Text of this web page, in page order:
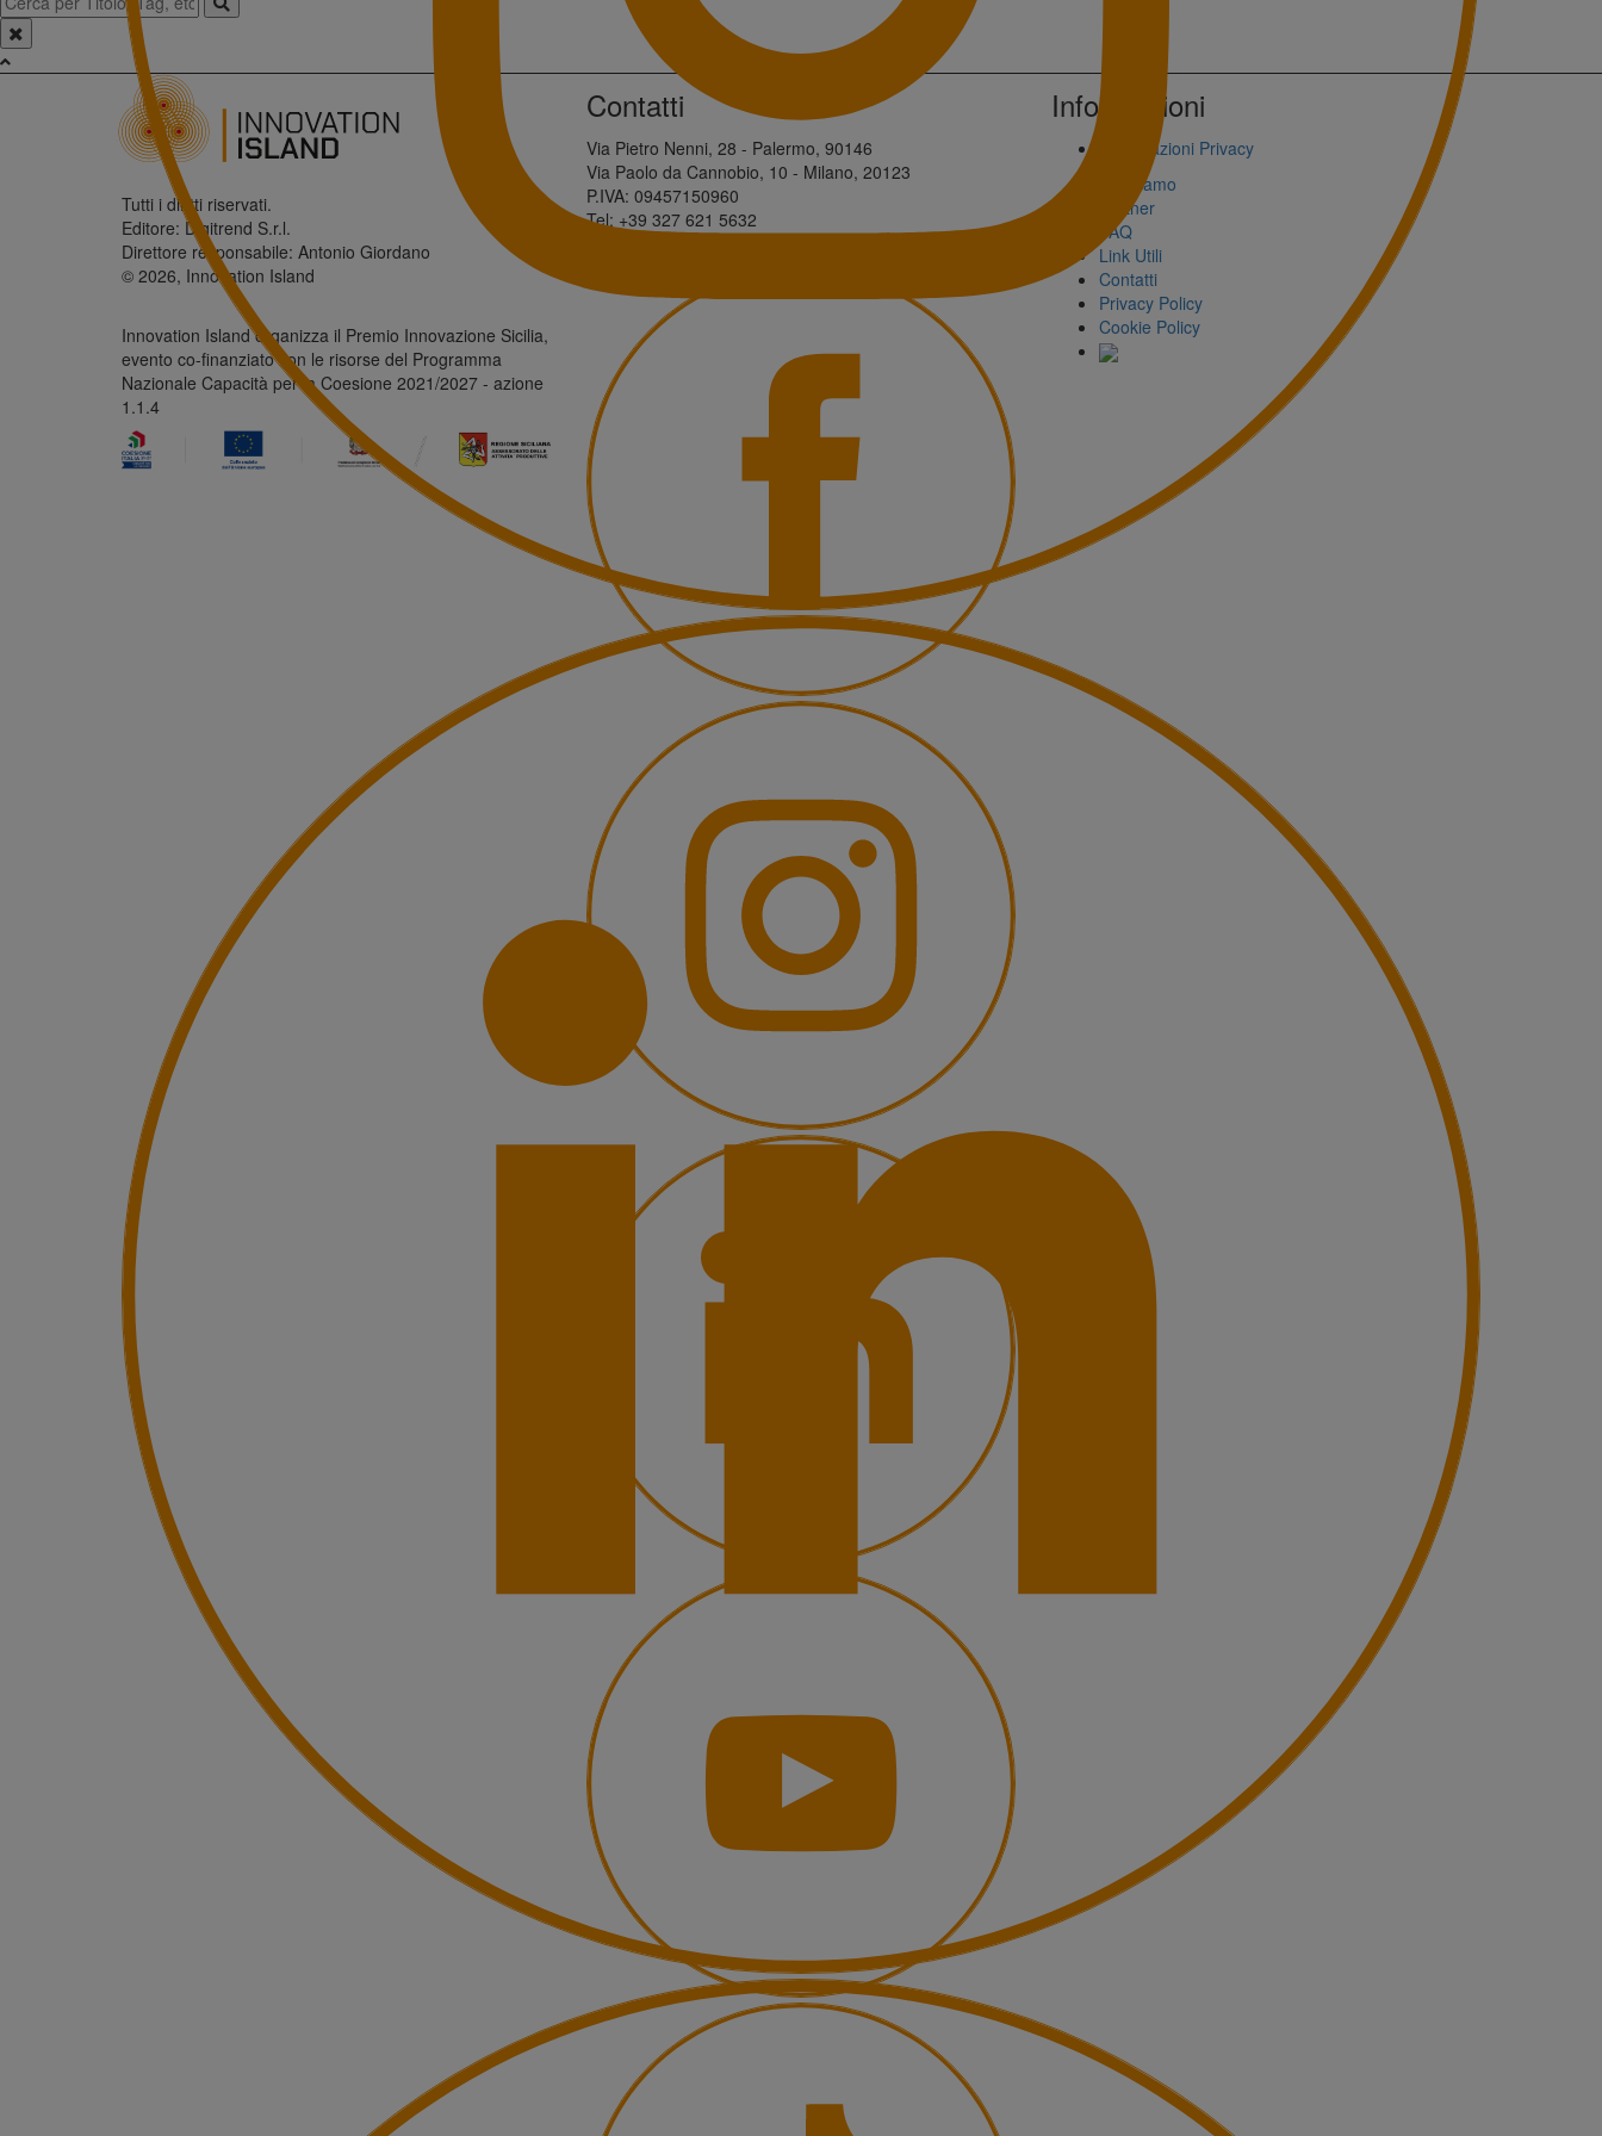
Tutti i diritti riservati.
Editore: Digitrend S.r.l.
Direttore responsabile: Antonio Giordano
© 2026, Innovation Island
Innovation Island organizza il Premio Innovazione Sicilia,
evento co-finanziato con le risorse del Programma
Nazionale Capacità per la Coesione 2021/2027 - azione
1.1.4
Contatti
Via Pietro Nenni, 28 - Palermo, 90146
Via Paolo da Cannobio, 10 - Milano, 20123
P.IVA: 09457150960
Tel: +39 327 621 5632
Informazioni
Impostazioni Privacy
Chi Siamo
Partner
FAQ
Link Utili
Contatti
Privacy Policy
Cookie Policy